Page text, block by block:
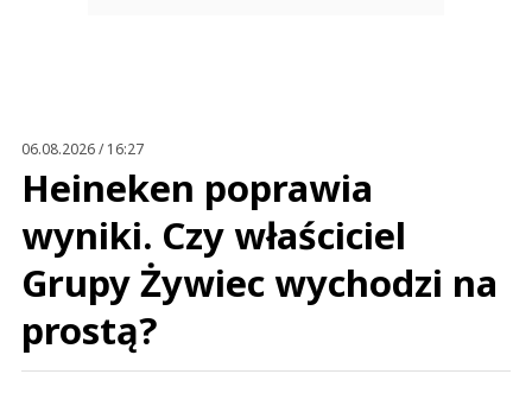
06.08.2026 / 16:27
Heineken poprawia
wyniki. Czy właściciel
Grupy Żywiec wychodzi na
prostą?